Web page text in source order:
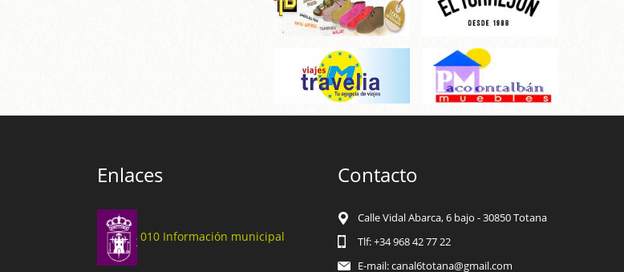
Enlaces
010 Información municipal
Contacto
Calle Vidal Abarca, 6 bajo - 30850 Totana
Tlf: +34 968 42 77 22
E-mail: canal6totana@gmail.com